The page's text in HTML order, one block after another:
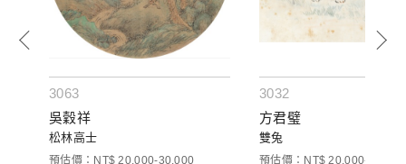
3063
吳穀祥
松林高士
預估價：NT$ 20,000-30,000
3032
方君璧
雙兔
預估價：NT$ 20,000-40,000